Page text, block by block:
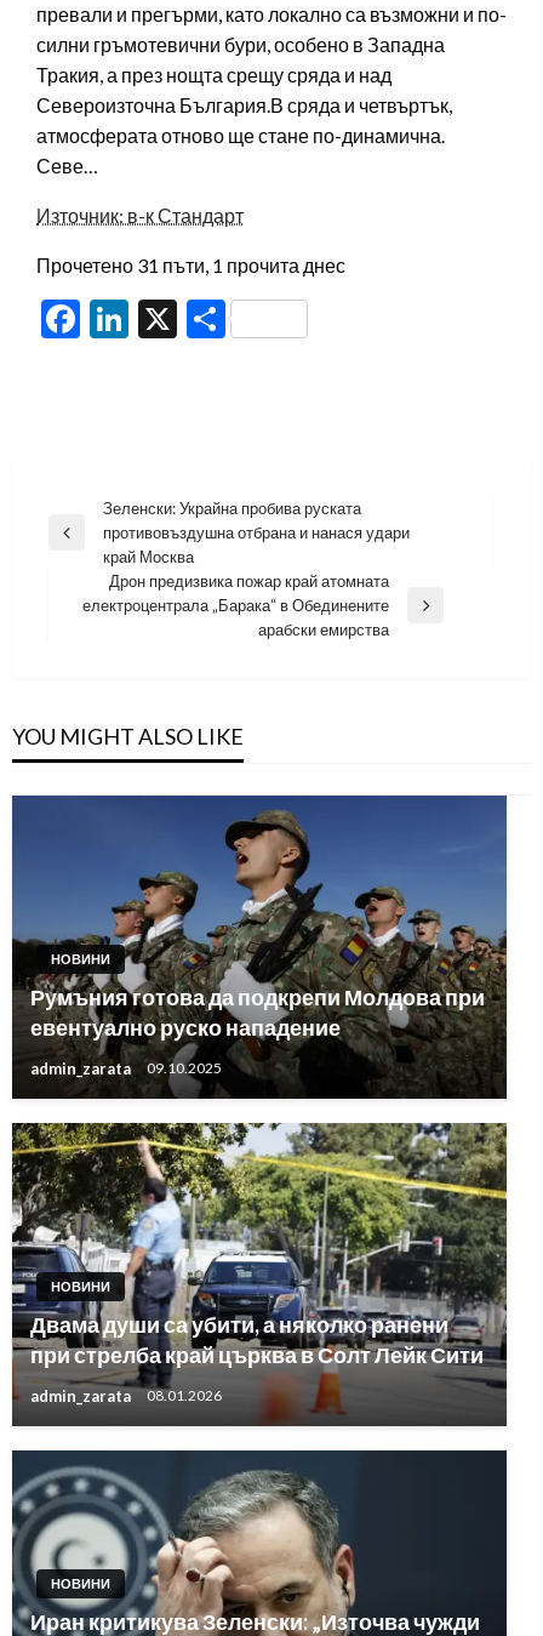
превали и прегърми, като локално са възможни и по-
силни гръмотевични бури, особено в Западна
Тракия, а през нощта срещу сряда и над
Североизточна България.В сряда и четвъртък,
атмосферата отново ще стане по-динамична.
Севе…
Източник: в-к Стандарт
Прочетено 31 пъти, 1 прочита днес
Facebook
LinkedIn
X Share
Навигация
Previous
Зеленски: Украйна пробива руската
противовъздушна отбрана и нанася удари
край Москва
Next
Дрон предизвика пожар край атомната
електроцентрала „Барака“ в Обединените
арабски емирства
YOU MIGHT ALSO LIKE
НОВИНИ
Румъния готова да подкрепи Молдова при
евентуално руско нападение
admin_zarata 09.10.2025
НОВИНИ
Двама души са убити, а няколко ранени
при стрелба край църква в Солт Лейк Сити
admin_zarata 08.01.2026
НОВИНИ
Иран критикува Зеленски: „Източва чужди